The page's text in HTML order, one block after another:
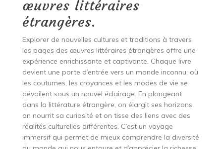
œuvres littéraires
étrangères.
Explorer de nouvelles cultures et traditions à travers
les pages des œuvres littéraires étrangères offre une
expérience enrichissante et captivante. Chaque livre
devient une porte d’entrée vers un monde inconnu, où
les coutumes, les croyances et les modes de vie se
dévoilent sous un nouvel éclairage. En plongeant
dans la littérature étrangère, on élargit ses horizons,
on nourrit sa curiosité et on tisse des liens avec des
réalités culturelles différentes. C’est un voyage
immersif qui permet de mieux comprendre la diversité